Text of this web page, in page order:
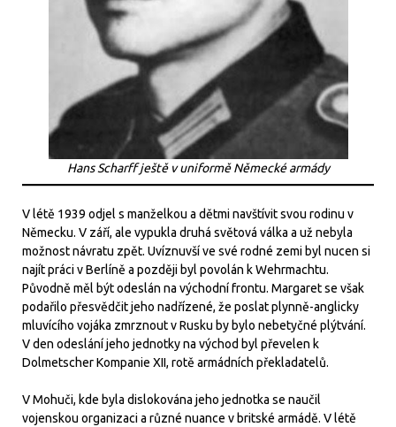
Hans Scharff ještě v uniformě Německé armády
V létě 1939 odjel s manželkou a dětmi navštívit svou rodinu v
Německu. V září, ale vypukla druhá světová válka a už nebyla
možnost návratu zpět. Uvíznuvší ve své rodné zemi byl nucen si
najít práci v Berlíně a později byl povolán k Wehrmachtu.
Původně měl být odeslán na východní frontu. Margaret se však
podařilo přesvědčit jeho nadřízené, že poslat plynně-anglicky
mluvícího vojáka zmrznout v Rusku by bylo nebetyčné plýtvání.
V den odeslání jeho jednotky na východ byl převelen k
Dolmetscher Kompanie XII, rotě armádních překladatelů.
V Mohuči, kde byla dislokována jeho jednotka se naučil
vojenskou organizaci a různé nuance v britské armádě. V létě